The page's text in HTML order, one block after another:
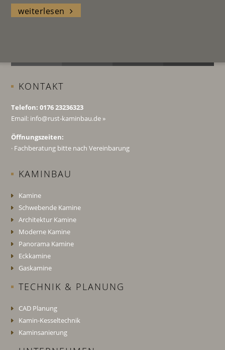
weiterlesen
KONTAKT
Telefon: 0176 23236323
Email: info@rust-kaminbau.de »
Öffnungszeiten:
· Fachberatung bitte nach Vereinbarung
KAMINBAU
Kamine
Schwebende Kamine
Architektur Kamine
Moderne Kamine
Panorama Kamine
Eckkamine
Gaskamine
TECHNIK & PLANUNG
CAD Planung
Kamin-Kesseltechnik
Kaminsanierung